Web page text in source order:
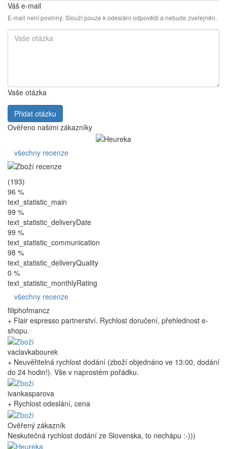
Váš e-mail
E-mail není povinný. Slouží pouze k odeslání odpovědi a nebude zveřejněn.
Vaše otázka
Přidat otázku
Ověřeno našimi zákazníky
všechny recenze
(193)
96 %
text_statistic_main
99 %
text_statistic_deliveryDate
99 %
text_statistic_communication
98 %
text_statistic_deliveryQuality
0 %
text_statistic_monthlyRating
všechny recenze
filiphofmancz
+ Flair espresso partnerství. Rychlost doručení, přehlednost e-
shopu.
vaclavkabourek
+ Neuvěřitelná rychlost dodání (zboží objednáno ve 13:00, dodání
do 24 hodin!). Vše v naprostém pořádku.
ivankasparova
+ Rychlost odeslání, cena
Ověřený zákazník
Neskutečná rychlost dodání ze Slovenska, to nechápu :-)))